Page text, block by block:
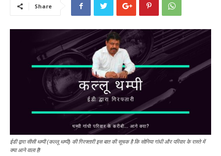
Share
ईडी द्वारा सीसी थम्पी (कल्लू थम्पी) की गिरफ्तारी इस बात की सूचक है कि सोनिया गांधी और परिवार के रास्ते में
क्या आने वाला है!